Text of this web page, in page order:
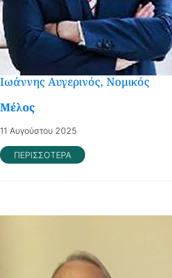
Ιωάννης Αυγερινός, Nομικός
Mέλος
11 Αυγούστου 2025
ΠΕΡΙΣΣΟΤΕΡΑ